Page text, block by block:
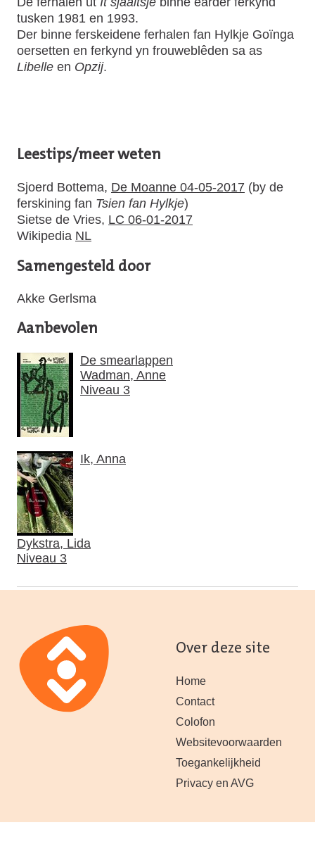
tusken 1981 en 1993.
Der binne ferskeidene ferhalen fan Hylkje Goïnga
oersetten en ferkynd yn frouweblêden sa as
Libelle en Opzij.
Leestips/meer weten
Sjoerd Bottema, De Moanne 04-05-2017 (by de
ferskining fan Tsien fan Hylkje)
Sietse de Vries, LC 06-01-2017
Wikipedia NL
Samengesteld door
Akke Gerlsma
Aanbevolen
De smearlappen
Wadman, Anne
Niveau 3
Ik, Anna
Dykstra, Lida
Niveau 3
Over deze site
Home
Contact
Colofon
Websitevoorwaarden
Toegankelijkheid
Privacy en AVG